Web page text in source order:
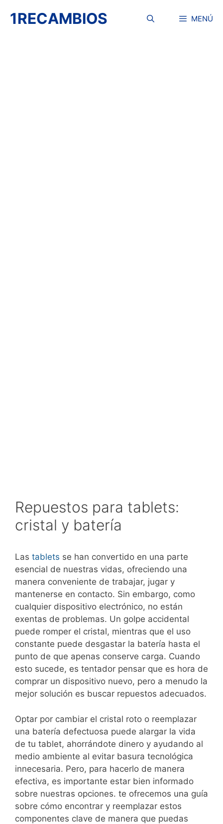
1RECAMBIOS MENÚ
Repuestos para tablets:
cristal y batería
Las tablets se han convertido en una parte
esencial de nuestras vidas, ofreciendo una
manera conveniente de trabajar, jugar y
mantenerse en contacto. Sin embargo, como
cualquier dispositivo electrónico, no están
exentas de problemas. Un golpe accidental
puede romper el cristal, mientras que el uso
constante puede desgastar la batería hasta el
punto de que apenas conserve carga. Cuando
esto sucede, es tentador pensar que es hora de
comprar un dispositivo nuevo, pero a menudo la
mejor solución es buscar repuestos adecuados.
Optar por cambiar el cristal roto o reemplazar
una batería defectuosa puede alargar la vida
de tu tablet, ahorrándote dinero y ayudando al
medio ambiente al evitar basura tecnológica
innecesaria. Pero, para hacerlo de manera
efectiva, es importante estar bien informado
sobre nuestras opciones. te ofrecemos una guía
sobre cómo encontrar y reemplazar estos
componentes clave de manera que puedas